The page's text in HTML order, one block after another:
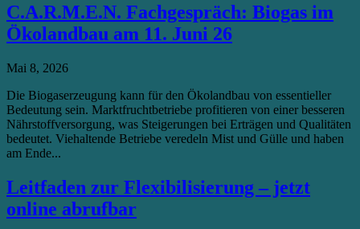
C.A.R.M.E.N. Fachgespräch: Biogas im
Ökolandbau am 11. Juni 26
Mai 8, 2026
Die Biogaserzeugung kann für den Ökolandbau von essentieller
Bedeutung sein. Marktfruchtbetriebe profitieren von einer besseren
Nährstoffversorgung, was Steigerungen bei Erträgen und Qualitäten
bedeutet. Viehaltende Betriebe veredeln Mist und Gülle und haben
am Ende...
Leitfaden zur Flexibilisierung – jetzt
online abrufbar